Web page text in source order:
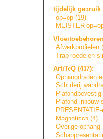
tijdelijk gebruik
op=op (19)
MEISTER
Afwerkprofielen
Trap roede en
ArtiTeQ (417):
Ophangdraden
Schilderij
Plafondbevestigi
Plafond inbouw
PRESENTATIE-
Magnetisch (4)
Overige